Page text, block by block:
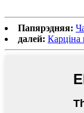
Папярэдняя:
далей: